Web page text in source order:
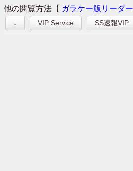
他の閲覧方法【 ガラケー版リーダー
↓ VIP Service SS速報VIP